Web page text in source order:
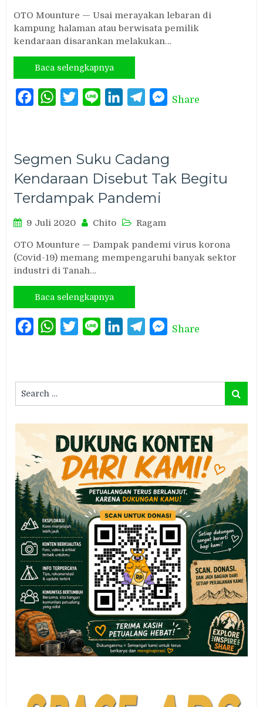
OTO Mounture — Usai merayakan lebaran di
kampung halaman atau berwisata pemilik
kendaraan disarankan melakukan…
Baca selengkapnya
FacebookWhatsAppTwitterLine LinkedInTelegramMessenger
Share
Segmen Suku Cadang
Kendaraan Disebut Tak Begitu
Terdampak Pandemi
9 Juli 2020 Chito Ragam
OTO Mounture — Dampak pandemi virus korona
(Covid-19) memang mempengaruhi banyak sektor
industri di Tanah…
Baca selengkapnya
FacebookWhatsAppTwitterLine LinkedInTelegramMessenger
Share
for:
Search